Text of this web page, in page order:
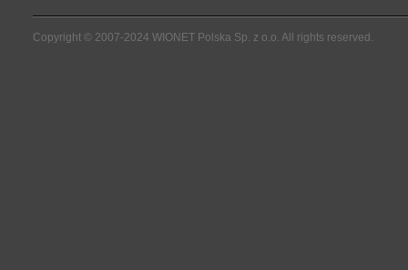
Copyright © 2007-2024 WIONET Polska Sp. z o.o. All rights reserved.